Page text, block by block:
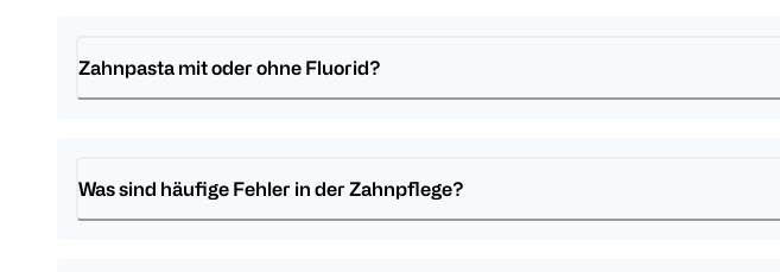
Zahnpasta mit oder ohne Fluorid?
Was sind häufige Fehler in der Zahnpflege?